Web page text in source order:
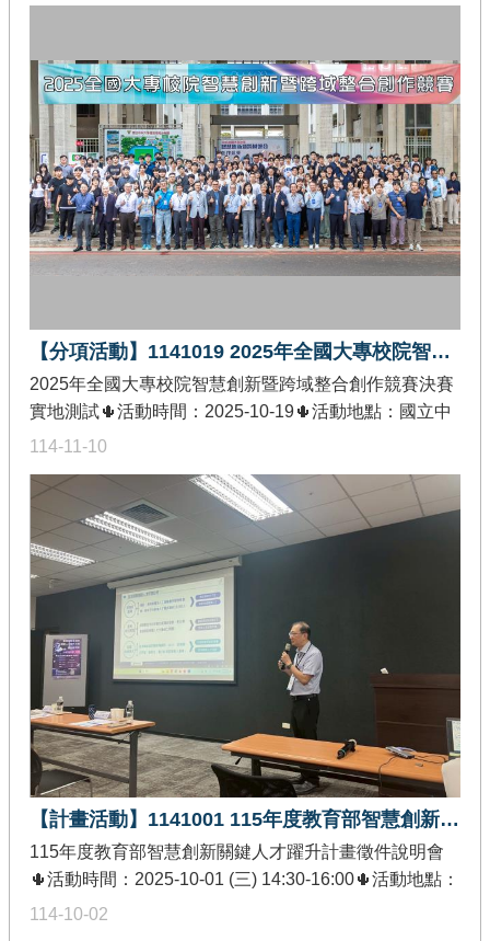
評估，探討此類工具對跨域學生在程式設計及專題實作
之實際影響，並依據評估結果進行改進，以確保工具之
有效性與實用性。
【分項活動】1141019 2025年全國大專校院智慧創新暨跨域整合創作競賽決賽
114-11-10
2025年全國大專校院智慧創新暨跨域整合創作競賽決賽
實地測試🌵活動時間：2025-10-19🌵活動地點：國立中
央大學依仁堂🌵發佈單位：教育部智慧創新關鍵人才躍
賽決賽，來自39間學校87隊379人參與比賽，當天各組4
位評審共計16位評審進行作品實地測試審議。
【計畫活動】1141001 115年度教育部智慧創新關鍵人才躍升計畫徵件說明會
114-10-02
115年度教育部智慧創新關鍵人才躍升計畫徵件說明會
🌵活動時間：2025-10-01 (三) 14:30-16:00🌵活動地點：
集思北科大國際會議中心🌵發佈單位：教育部智慧創新